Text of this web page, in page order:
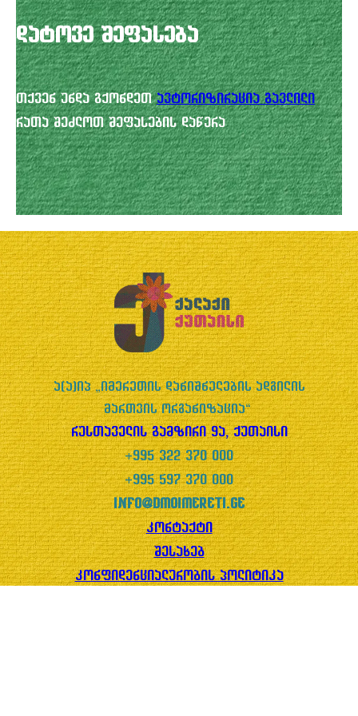
დატოვე შეფასება
თქვენ უნდა გქონდეთავტორიზირაცია გავლილი
რათა შეძლოთ შეფასების დაწერა
ა(ა)იპ „იმერეთის დანიშნულების ადგილის
მართვის ორგანიზაცია“
რუსთაველის გამზირი 9ა, ქუთაისი
+995 322 370 000
+995 597 370 000
info@dmoimereti.ge
კონტაქტი
შესახებ
კონფიდენციალურობის პოლიტიკა